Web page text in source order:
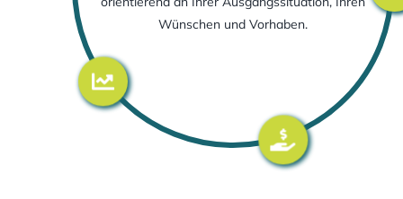
Wünschen und Vorhaben.